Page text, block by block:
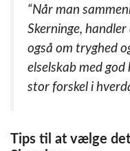
“Når man
Skerninge,
også om tryghed
elselskab med god
stor forskel i
Tips til at vælge